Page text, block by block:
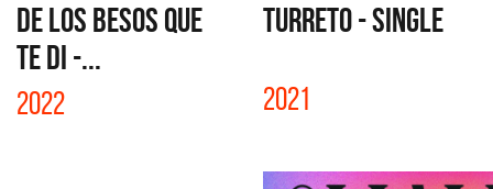
DE LOS BESOS QUE
TE DI -...
2022
TURRETO - SINGLE
2021